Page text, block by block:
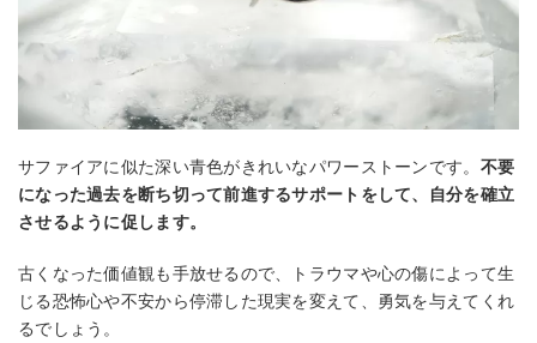
サファイアに似た深い青色がきれいなパワーストーンです。 不要
になった過去を断ち切って前進するサポートをして、自分を確立
させるように促します。
古くなった価値観も手放せるので、トラウマや心の傷によって生
じる恐怖心や不安から停滞した現実を変えて、勇気を与えてくれ
るでしょう。